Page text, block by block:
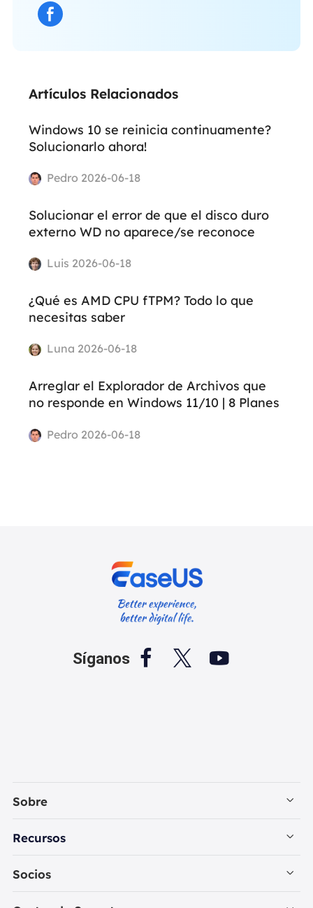
Artículos Relacionados
Windows 10 se reinicia continuamente?
Solucionarlo ahora!
Pedro 2026-06-18
Solucionar el error de que el disco duro
externo WD no aparece/se reconoce
Luis 2026-06-18
¿Qué es AMD CPU fTPM? Todo lo que
necesitas saber
Luna 2026-06-18
Arreglar el Explorador de Archivos que
no responde en Windows 11/10 | 8 Planes
Pedro 2026-06-18
Síganos   
Sobre
Empresa
Recursos
Recuperación de Datos PC
Socios